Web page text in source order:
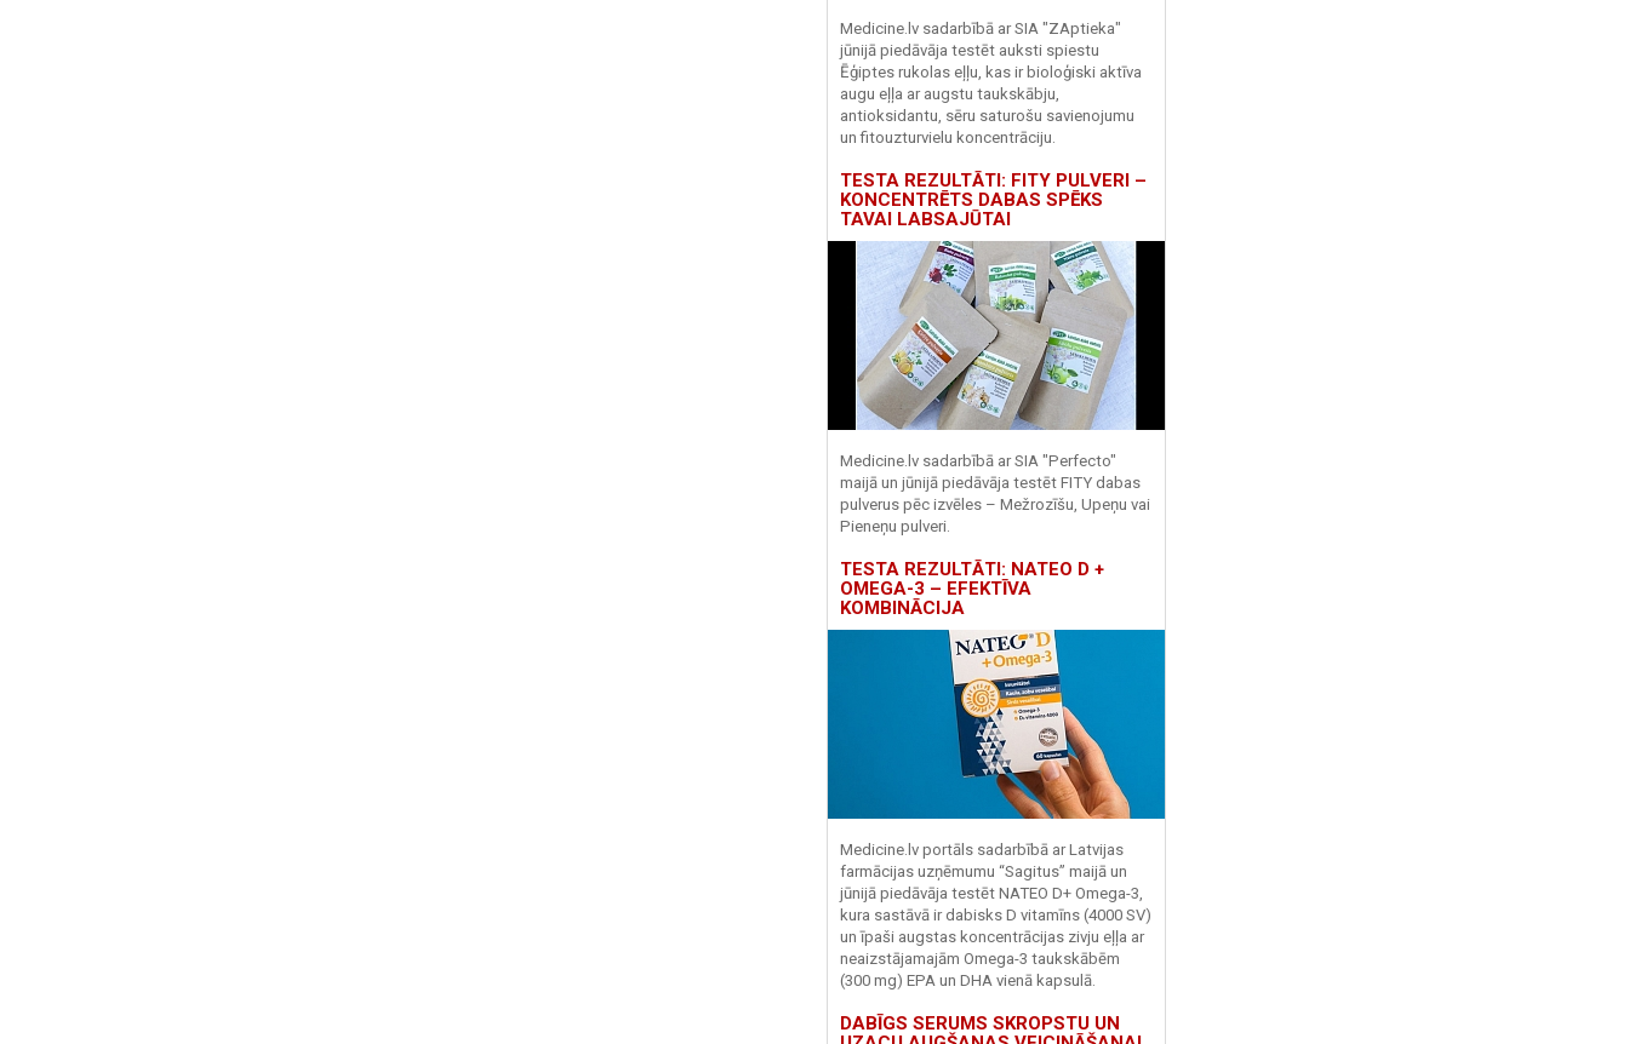
Medicine.lv sadarbībā ar SIA "ZAptieka"
jūnijā piedāvāja testēt auksti spiestu
Ēģiptes rukolas eļļu, kas ir bioloģiski aktīva
augu eļļa ar augstu taukskābju,
antioksidantu, sēru saturošu savienojumu
un fitouzturvielu koncentrāciju.
TESTA REZULTĀTI: FITY PULVERI –
KONCENTRĒTS DABAS SPĒKS
TAVAI LABSAJŪTAI
Medicine.lv sadarbībā ar SIA "Perfecto"
maijā un jūnijā piedāvāja testēt FITY dabas
pulverus pēc izvēles – Mežrozīšu, Upeņu vai
Pieneņu pulveri.
TESTA REZULTĀTI: NATEO D +
OMEGA-3 – EFEKTĪVA
KOMBINĀCIJA
Medicine.lv portāls sadarbībā ar Latvijas
farmācijas uzņēmumu “Sagitus” maijā un
jūnijā piedāvāja testēt NATEO D+ Omega-3,
kura sastāvā ir dabisks D vitamīns (4000 SV)
un īpaši augstas koncentrācijas zivju eļļa ar
neaizstājamajām Omega-3 taukskābēm
(300 mg) EPA un DHA vienā kapsulā.
DABĪGS SERUMS SKROPSTU UN